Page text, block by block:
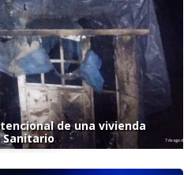
de una vivienda
Sanitario